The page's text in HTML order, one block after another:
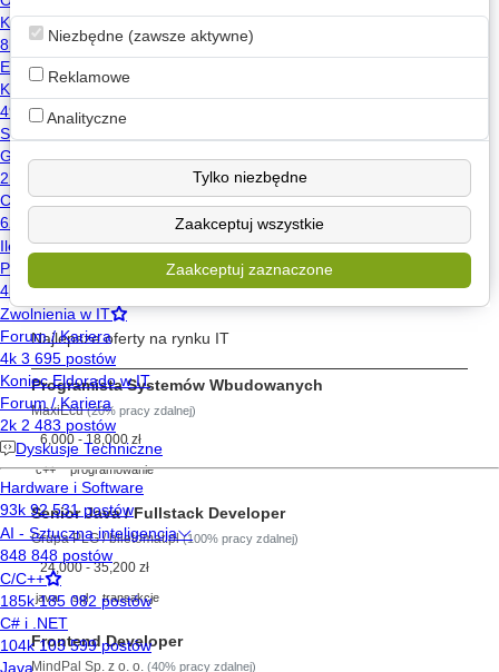
Użytkownik nie opublikował żadnego wpisu na mikroblogu.
Znajdź posty użytkownika
Szukaj pracy
Najlepsze oferty na rynku IT
Programista Systemów Wbudowanych
MaxiEcu (20% pracy zdalnej)
6,000 - 18,000 zł
c++ programowanie
Senior Java / Fullstack Developer
Grupa PLG / biletomat.pl (100% pracy zdalnej)
24,000 - 35,200 zł
java sql transakcje
Frontend Developer
MindPal Sp. z o. o. (40% pracy zdalnej)
Niezbędne (zawsze aktywne)
Reklamowe
Analityczne
Tylko niezbędne
Zaakceptuj wszystkie
Zaakceptuj zaznaczone